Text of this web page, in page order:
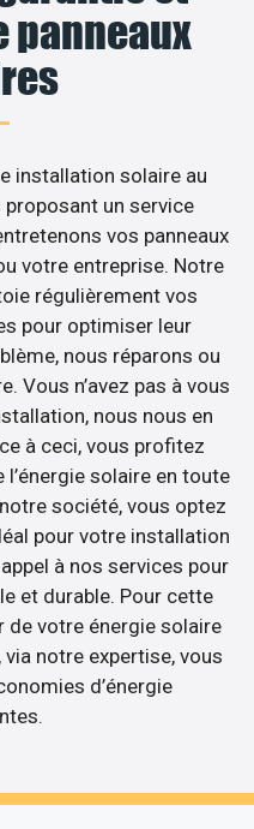
panneaux
installation solaire au
un service
vos panneaux
votre entreprise. Notre
régulièrement vos
pour optimiser leur
nous réparons ou
Vous n’avez pas à vous
nous nous en
à ceci, vous profitez
solaire en toute
société, vous optez
pour votre installation
à nos services pour
et durable. Pour cette
de votre énergie solaire
notre expertise, vous
d’énergie